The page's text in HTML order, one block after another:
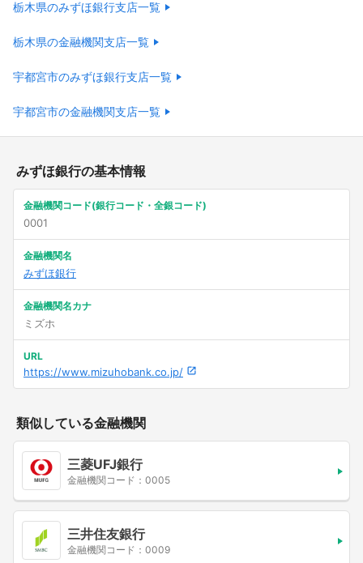
栃木県のみずほ銀行支店一覧
栃木県の金融機関支店一覧
宇都宮市のみずほ銀行支店一覧
宇都宮市の金融機関支店一覧
みずほ銀行の基本情報
金融機関コード(銀行コード・全銀コード)
0001
金融機関名
みずほ銀行
金融機関名カナ
ミズホ
URL
https://www.mizuhobank.co.jp/
類似している金融機関
三菱UFJ銀行
金融機関コード：0005
三井住友銀行
金融機関コード：0009